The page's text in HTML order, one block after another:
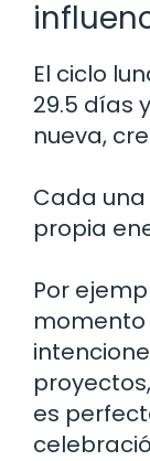
El ciclo
29.5 días
nueva,
Cada
propia
Por
es